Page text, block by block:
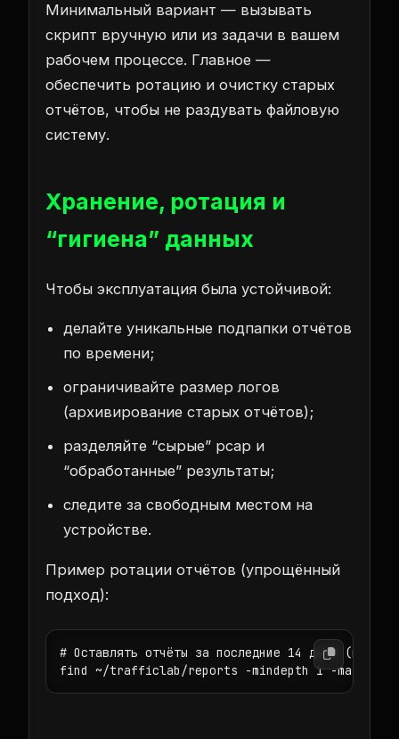
Минимальный вариант — вызывать
скрипт вручную или из задачи в вашем
рабочем процессе. Главное —
обеспечить ротацию и очистку старых
отчётов, чтобы не раздувать файловую
систему.
Хранение, ротация и
“гигиена” данных
Чтобы эксплуатация была устойчивой:
делайте уникальные подпапки отчётов
по времени;
ограничивайте размер логов
(архивирование старых отчётов);
разделяйте “сырые” pcap и
“обработанные” результаты;
следите за свободным местом на
устройстве.
Пример ротации отчётов (упрощённый
подход):
# Оставлять отчёты за последние 14 дней